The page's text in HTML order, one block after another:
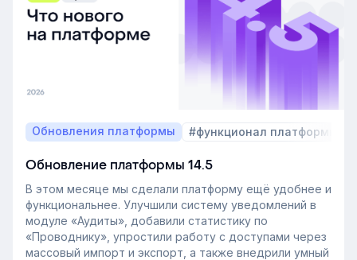
Обновления платформы #функционал платформы
Обновление платформы 14.5
В этом месяце мы сделали платформу ещё удобнее и
функциональнее. Улучшили систему уведомлений в
модуле «Аудиты», добавили статистику по
«Проводнику», упростили работу с доступами через
массовый импорт и экспорт, а также внедрили умный